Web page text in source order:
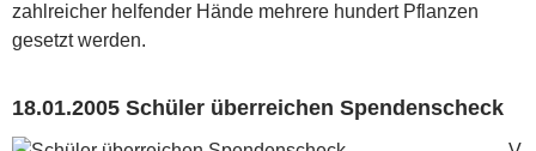
zahlreicher helfender Hände mehrere hundert Pflanzen
gesetzt werden.
18.01.2005 Schüler überreichen Spendenscheck